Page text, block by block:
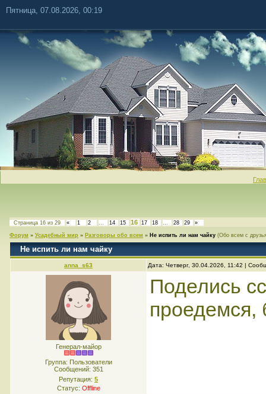
Пятница, 07.08.2026, 00:19
Страница 16 из 29 « 1 2 … 14 15 16 17 18 … 28 29 »
Форум » Усадебный мир » Разговоры обо всем » Не испить ли нам чайку (Обо всем с
Не испить ли нам чайку
anna_s63 Дата: Четверг, 30.04.2026, 11:42 |
Генерал-майор
Группа: Пользователи
Сообщений: 351
Репутация: 5
Статус: Offline
Поделись
проедемся,